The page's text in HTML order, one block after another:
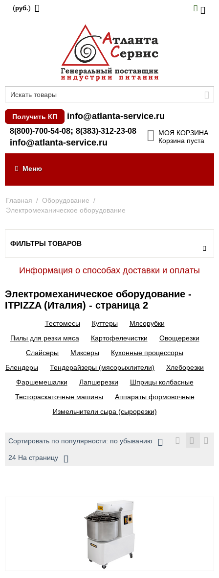
(руб.)
Получить КП info@atlanta-service.ru
8(800)-700-54-08; 8(383)-312-23-08
info@atlanta-service.ru
МОЯ КОРЗИНА
Корзина пуста
Меню
Главная / Оборудование /
Электромеханическое оборудование
ФИЛЬТРЫ ТОВАРОВ
Информация о способах доставки и оплаты
Электромеханическое оборудование -
ITPIZZA (Италия) - страница 2
Тестомесы Куттеры
Мясорубки
Пилы для резки мяса
Картофелечистки
Овощерезки
Слайсеры
Миксеры
Кухонные процессоры
Блендеры
Тендерайзеры (мясорыхлители)
Хлеборезки
Фаршемешалки
Лапшерезки
Шприцы колбасные
Тестораскаточные машины
Аппараты формовочные
Измельчители сыра (сырорезки)
Сортировать по популярности: по убыванию
24 На страницу